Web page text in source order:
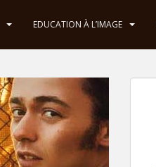
EDUCATION À L’IMAGE